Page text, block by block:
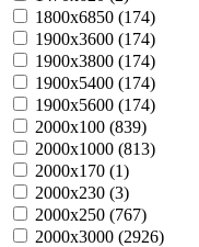
1800х6850 (174)
1900х3600 (174)
1900х3800 (174)
1900х5400 (174)
1900х5600 (174)
2000х100 (839)
2000х1000 (813)
2000х170 (1)
2000х230 (3)
2000х250 (767)
2000х3000 (2926)